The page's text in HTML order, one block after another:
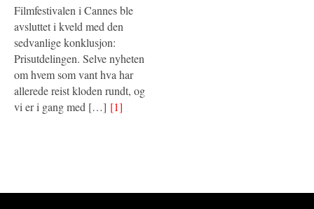
Filmfestivalen i Cannes ble
avsluttet i kveld med den
sedvanlige konklusjon:
Prisutdelingen. Selve nyheten
om hvem som vant hva har
allerede reist kloden rundt, og
vi er i gang med […] [1]